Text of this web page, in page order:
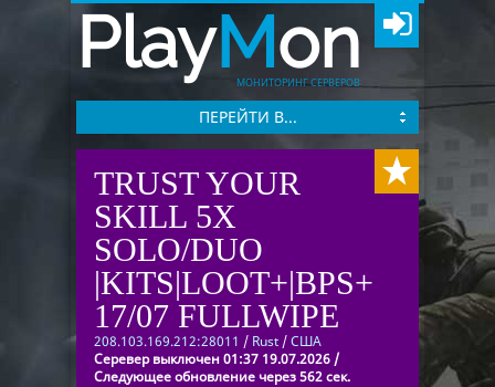
PlayMon
МОНИТОРИНГ СЕРВЕРОВ
ПЕРЕЙТИ В...
TRUST YOUR
SKILL 5X
SOLO/DUO
|KITS|LOOT+|BPS+
17/07 FULLWIPE
208.103.169.212:28011 / Rust /США
Серевер выключен 01:37 19.07.2026 /
Следующее обновление через 562 сек.